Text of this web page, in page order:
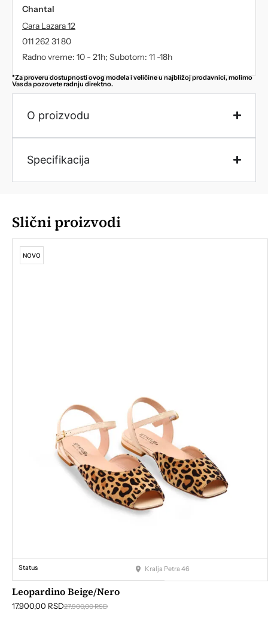
Chantal
Cara Lazara 12
011 262 31 80
Radno vreme: 10 - 21h; Subotom: 11 -18h
*Za proveru dostupnosti ovog modela i veličine u najbližoj prodavnici, molimo
Vas da pozovete radnju direktno.
O proizvodu
Specifikacija
Slični proizvodi
NOVO
Status Kralja Petra 46
Leopardino Beige/nero
27.900,00RSD
17.900,00 RSD